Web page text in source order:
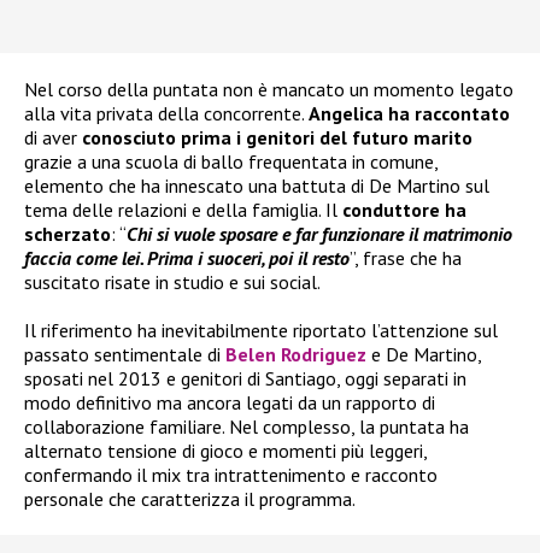
Nel corso della puntata non è mancato un momento legato
alla vita privata della concorrente. Angelica ha raccontato
di aver conosciuto prima i genitori del futuro marito
grazie a una scuola di ballo frequentata in comune,
elemento che ha innescato una battuta di De Martino sul
tema delle relazioni e della famiglia. Il conduttore ha
scherzato: “Chi si vuole sposare e far funzionare il matrimonio
faccia come lei. Prima i suoceri, poi il resto”, frase che ha
suscitato risate in studio e sui social.
Il riferimento ha inevitabilmente riportato l’attenzione sul
passato sentimentale di Belen Rodriguez e De Martino,
sposati nel 2013 e genitori di Santiago, oggi separati in
modo definitivo ma ancora legati da un rapporto di
collaborazione familiare. Nel complesso, la puntata ha
alternato tensione di gioco e momenti più leggeri,
confermando il mix tra intrattenimento e racconto
personale che caratterizza il programma.